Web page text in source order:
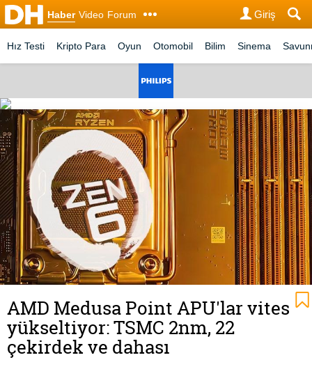
Haber Video Forum Giriş
Hız Testi Kripto Para Oyun Otomobil Bilim Sinema
AMD Medusa Point APU'lar vites
yükseltiyor: TSMC 2nm, 22
çekirdek ve dahası